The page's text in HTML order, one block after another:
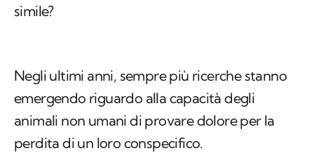
simile?
Negli ultimi anni, sempre più ricerche stanno
emergendo riguardo alla capacità degli
animali non umani di provare dolore per la
perdita di un loro conspecifico.